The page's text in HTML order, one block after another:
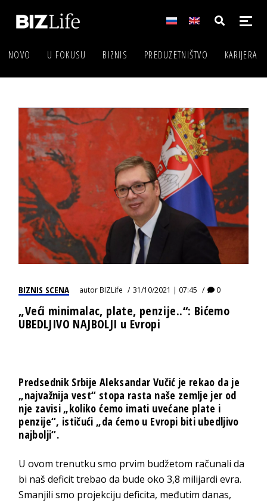
NOVO U FOKUSU BIZNIS PREDUZETNIŠTVO KARIJERA
BIZNIS SCENA autorBIZLife 31/10/2021 | 07:45 0
„Veći minimalac, plate, penzije..“: Bićemo
UBEDLJIVO NAJBOLJI u Evropi
Predsednik Srbije Aleksandar Vučić je rekao da je
„najvažnija vest“ stopa rasta naše zemlje jer od
nje zavisi „koliko ćemo imati uvećane plate i
penzije“, ističući „da ćemo u Evropi biti ubedljivo
najbolji“.
U ovom trenutku smo prvim budžetom računali da
bi naš deficit trebao da bude oko 3,8 milijardi evra.
Smanjili smo projekciju deficita, međutim danas,